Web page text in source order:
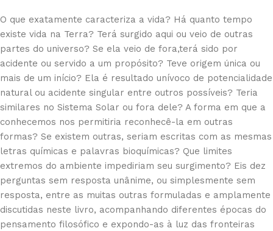
O que exatamente caracteriza a vida? Há quanto tempo
existe vida na Terra? Terá surgido aqui ou veio de outras
partes do universo? Se ela veio de fora,terá sido por
acidente ou servido a um propósito? Teve origem única ou
mais de um início? Ela é resultado unívoco de potencialidade
natural ou acidente singular entre outros possíveis? Teria
similares no Sistema Solar ou fora dele? A forma em que a
conhecemos nos permitiria reconhecê-la em outras
formas? Se existem outras, seriam escritas com as mesmas
letras químicas e palavras bioquímicas? Que limites
extremos do ambiente impediriam seu surgimento? Eis dez
perguntas sem resposta unânime, ou simplesmente sem
resposta, entre as muitas outras formuladas e amplamente
discutidas neste livro, acompanhando diferentes épocas do
pensamento filosófico e expondo-as à luz das fronteiras